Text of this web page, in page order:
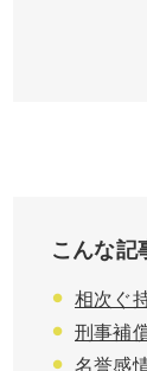
こんな記
相次ぐ
刑事補
名誉感